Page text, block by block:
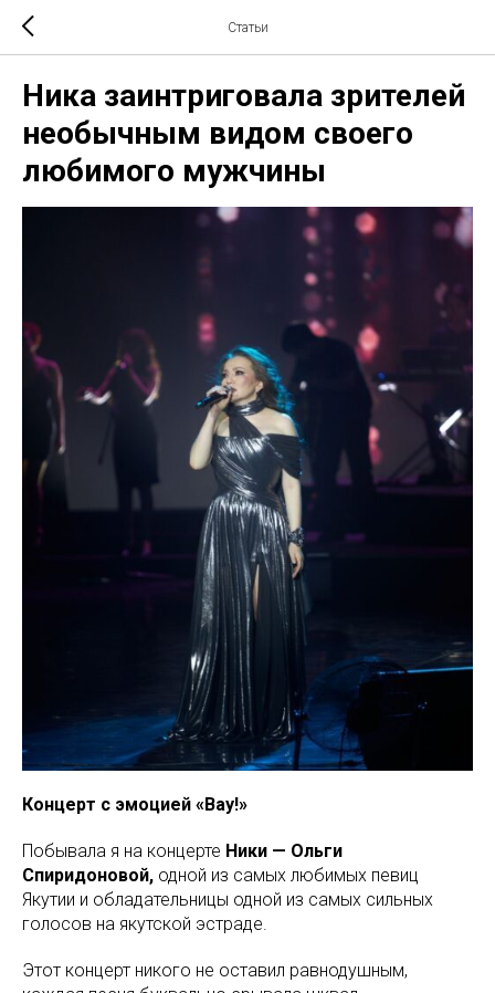
Статьи
Ника заинтриговала зрителей
необычным видом своего
любимого мужчины
Концерт с эмоцией «Вау!»
Побывала я на концерте Ники — Ольги
Спиридоновой, одной из самых любимых певиц
Якутии и обладательницы одной из самых сильных
голосов на якутской эстраде.
Этот концерт никого не оставил равнодушным,